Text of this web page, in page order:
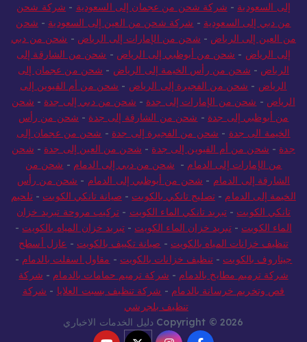
إلى السعودية - شركة شحن من عجمان إلى السعودية - شركة شحن
من دبي إلى السعودية - شركة شحن من العين إلى السعودية - شحن
من العين إلى الرياض - شحن من الإمارات إلى الرياض - شحن من دبي
إلى الرياض - شحن من أبوظبي إلى الرياض - شحن من الشارقة إلى
الرياض - شحن من رأس الخيمة إلى الرياض - شحن من عجمان إلى
الرياض - شحن من الفجيرة إلى الرياض - شحن من أم القيوين إلى
الرياض - شحن من الإمارات إلى جدة - شحن من دبي إلى جدة - شحن
من أبوظبي إلى جدة - شحن من الشارقة إلى جدة - شحن من رأس
الخيمة الى جدة - شحن من الفجيرة إلى جدة - شحن من عجمان إلى
جدة - شحن من أم القيوين إلى جدة - شحن من العين إلى جدة - شحن
من الإمارات إلى الدمام - شحن من دبي إلى الدمام - شحن من
الشارقة إلى الدمام - شحن من أبوظبي إلى الدمام - شحن من رأس
الخيمة إلى الدمام -تصليح تانكي بالكويت - صيانة تانكي الكويت -تلحيم
تانكي الكويت -تبريد تانكي الماء الكويت - تركيب مروحة تبريد خزان
الماء الكويت -تبريد خزان الماء الكويت - تبريد خزان المياه بالكويت -
تنظيف خزانات المياه بالكويت - صيانة تكييف بالكويت - عازل أسطح
جيتاروف بالكويت -تنظيف خزانات بالكويت - مقاول اسفلت بالدمام -
شركة ترميم مطابخ بالدمام - شركة ترميم حمامات بالدمام - شركة
قص وتخريم خرسانة بالدمام - شركة تنظيف بسبت العلايا - شركة
تنظيف بلجرشي
Copyright © 2026 دليل الخدمات الاخباري